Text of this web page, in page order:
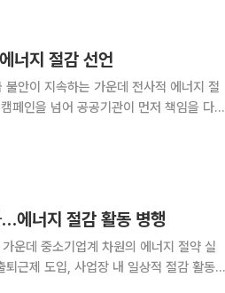
너지 절감 선언
안이 지속하는 가운데 전사적 에너지 절
목표다.
에너지 절감 활동 병행
운데 중소기업계 차원의 에너지 절약 실
근제 도입, 사업장 내 일상적 절감 활동